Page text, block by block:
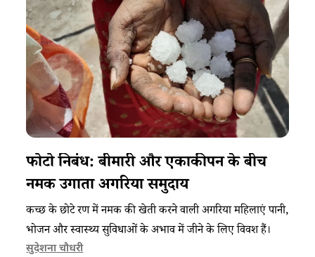
फोटो निबंध: बीमारी और एकाकीपन के बीच
नमक उगाता अगरिया समुदाय
कच्छ के छोटे रण में नमक की खेती करने वाली अगरिया महिलाएं पानी,
भोजन और स्वास्थ्य सुविधाओं के अभाव में जीने के लिए विवश हैं।
सुदेशना चौधरी